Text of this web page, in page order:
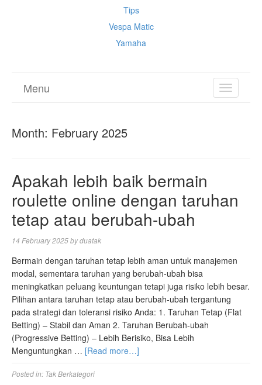
Tips
Vespa Matic
Yamaha
TOGGLE
Menu
Month: February 2025
Apakah lebih baik bermain
roulette online dengan taruhan
tetap atau berubah-ubah
14 February 2025byduatak
Bermain dengan taruhan tetap lebih aman untuk manajemen
modal, sementara taruhan yang berubah-ubah bisa
meningkatkan peluang keuntungan tetapi juga risiko lebih besar.
Pilihan antara taruhan tetap atau berubah-ubah tergantung
pada strategi dan toleransi risiko Anda: 1. Taruhan Tetap (Flat
Betting) – Stabil dan Aman 2. Taruhan Berubah-ubah
(Progressive Betting) – Lebih Berisiko, Bisa Lebih
Menguntungkan … [Read more…]
Posted in: Tak Berkategori